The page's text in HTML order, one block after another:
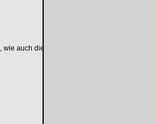
wie auch die